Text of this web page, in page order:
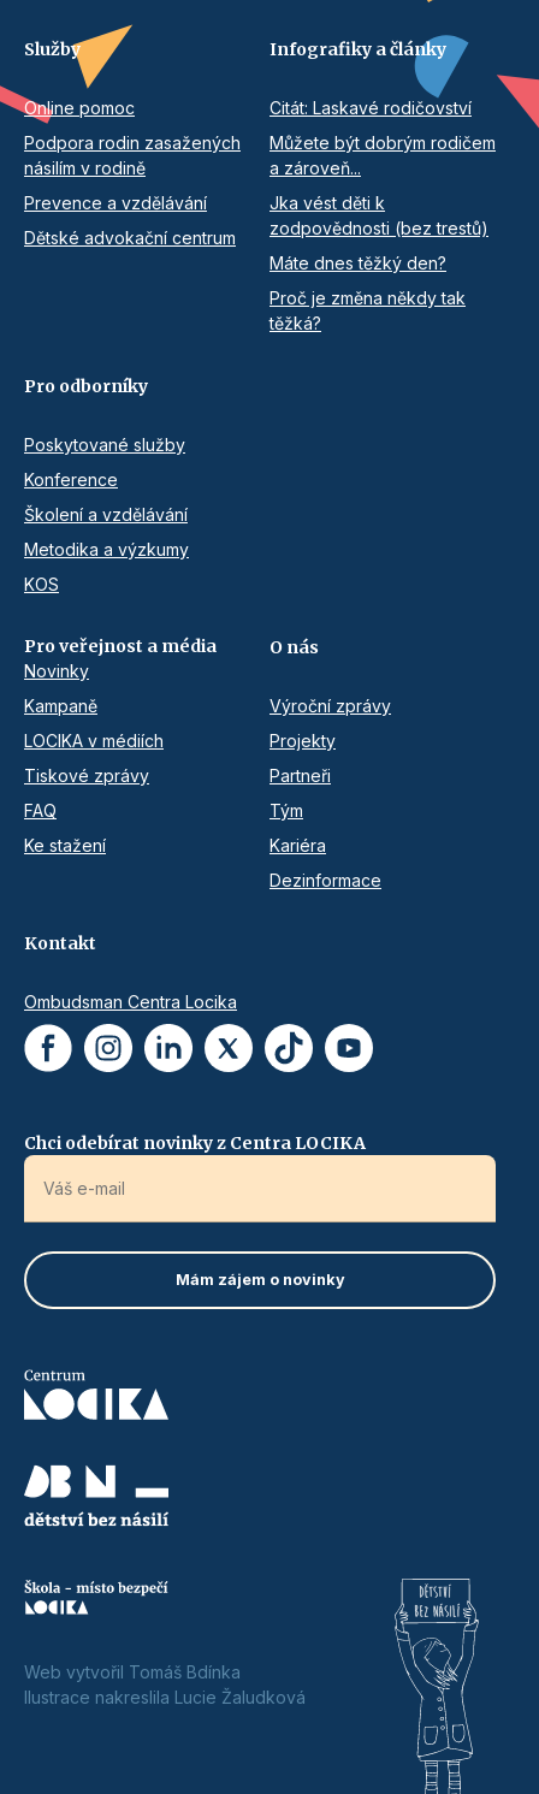
Služby
Online pomoc
Podpora rodin zasažených
násilím v rodině
Prevence a vzdělávání
Dětské advokační centrum
Infografiky a články
Citát: Laskavé rodičovství
Můžete být dobrým rodičem
a zároveň...
Jka vést děti k
zodpovědnosti (bez trestů)
Máte dnes těžký den?
Proč je změna někdy tak
těžká?
Pro odborníky
Poskytované služby
Konference
Školení a vzdělávání
Metodika a výzkumy
KOS
Pro veřejnost a média
Novinky
Kampaně
LOCIKA v médiích
Tiskové zprávy
FAQ
Ke stažení
O nás
Výroční zprávy
Projekty
Partneři
Tým
Kariéra
Dezinformace
Kontakt
Ombudsman Centra Locika
Chci odebírat novinky z Centra LOCIKA
Web vytvořil Tomáš Bdínka
Ilustrace nakreslila Lucie Žaludková